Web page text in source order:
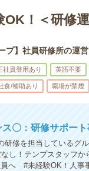
OK！＜研修
プ】社員研修所の運営
社員登用あり 英語不要
食/補助あり 職場が禁煙
〇：研修サポー
研修を担当しているグ
し！テンプスタッフ
へ #未経験OK！人事